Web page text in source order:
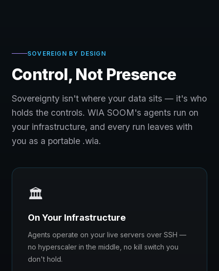
SOVEREIGN BY DESIGN
Control, Not Presence
Sovereignty isn't where your data sits — it's who
holds the controls. WIA SOOM's agents run on
your infrastructure, and every run leaves with
you as a portable .wia.
🏛️
On Your Infrastructure
Agents operate on your live servers over SSH —
no hyperscaler in the middle, no kill switch you
don't hold.